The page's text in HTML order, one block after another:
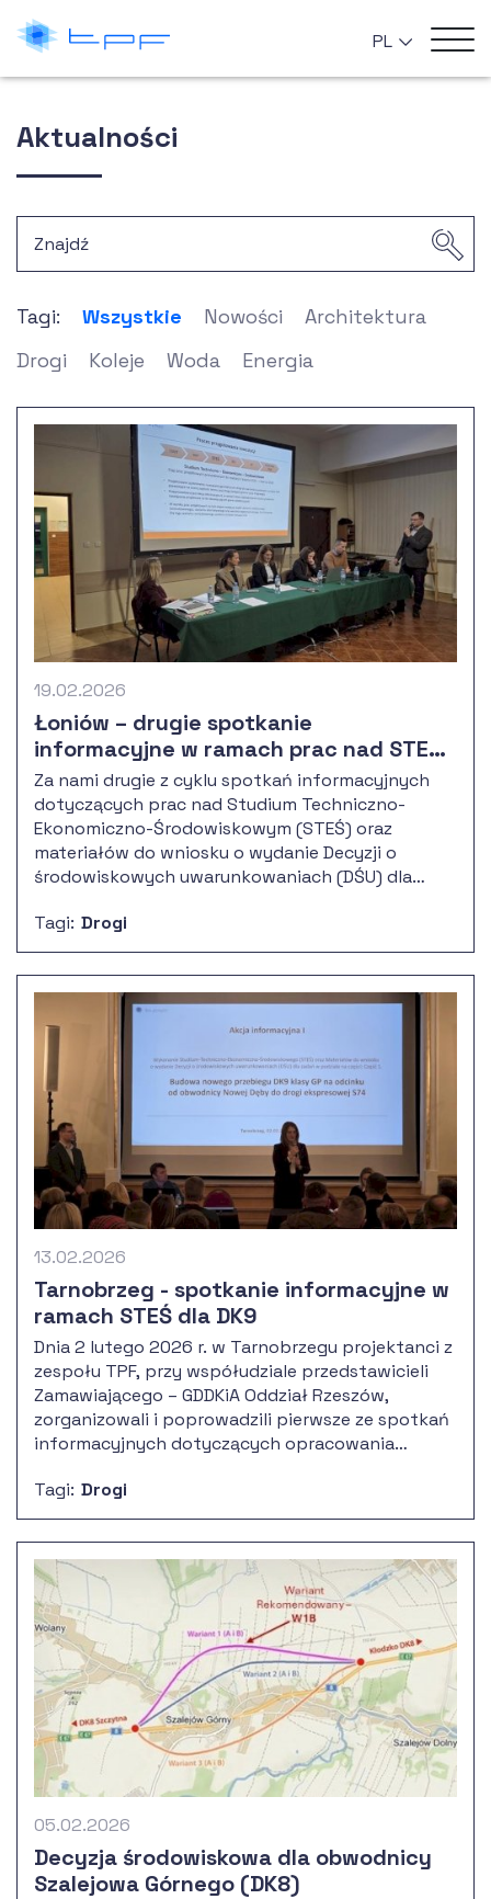
Aktualności
Tagi: Wszystkie Nowości
Architektura
Drogi
Koleje Woda Energia
19.02.2026
Łoniów – drugie spotkanie
informacyjne w ramach prac nad STEŚ
dla DK9
Za nami drugie z cyklu spotkań informacyjnych
dotyczących prac nad Studium Techniczno-
Ekonomiczno-Środowiskowym (STEŚ) oraz
materiałów do wniosku o wydanie Decyzji o
środowiskowych uwarunkowaniach (DŚU) dla
obwodnicy Nowej Dęby do połączenia z S74. Tym
razem spotkaliśmy się z mieszkańcami gminy
Łoniów. Spotkanie zostało zorganizowane i
poprowadzone przez projektantów TPF Sp. z o.o.,
a w dyskusji uczestniczyli również przedstawiciele
Zamawiającego – Generalna Dyrekcja Dróg
Krajowych i Autostrad.
Tagi: Drogi
13.02.2026
Tarnobrzeg - spotkanie informacyjne w
ramach STEŚ dla DK9
Dnia 2 lutego 2026 r. w Tarnobrzegu projektanci z
zespołu TPF, przy współudziale przedstawicieli
Zamawiającego – GDDKiA Oddział Rzeszów,
zorganizowali i poprowadzili pierwsze ze spotkań
informacyjnych dotyczących opracowania
Środowiskowego (STEŚ) oraz materiałów do
wniosku o wydanie Decyzji o środowiskowych
uwarunkowaniach (DŚU).
Tagi: Drogi
05.02.2026
Decyzja środowiskowa dla obwodnicy
Szalejowa Górnego (DK8)
PL